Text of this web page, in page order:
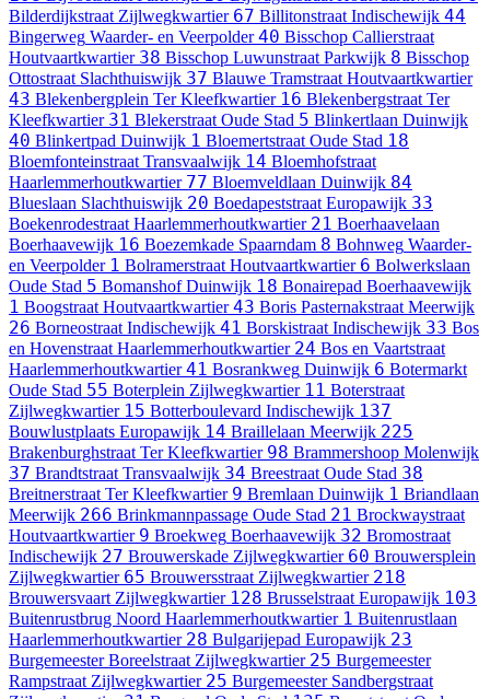
Bilderdijkstraat Zijlwegkwartier 67 Billitonstraat Indischewijk 44
Bingerweg Waarder- en Veerpolder 40 Bisschop Callierstraat
Houtvaartkwartier 38 Bisschop Luwunstraat Parkwijk 8 Bisschop
Ottostraat Slachthuiswijk 37 Blauwe Tramstraat Houtvaartkwartier
43 Blekenbergplein Ter Kleefkwartier 16 Blekenbergstraat Ter
Kleefkwartier 31 Blekerstraat Oude Stad 5 Blinkertlaan Duinwijk
40 Blinkertpad Duinwijk 1 Bloemertstraat Oude Stad 18
Bloemfonteinstraat Transvaalwijk 14 Bloemhofstraat
Haarlemmerhoutkwartier 77 Bloemveldlaan Duinwijk 84
Blueslaan Slachthuiswijk 20 Boedapeststraat Europawijk 33
Boekenrodestraat Haarlemmerhoutkwartier 21 Boerhaavelaan
Boerhaavewijk 16 Boezemkade Spaarndam 8 Bohnweg Waarder-
en Veerpolder 1 Bolramerstraat Houtvaartkwartier 6 Bolwerkslaan
Oude Stad 5 Bomanshof Duinwijk 18 Bonairepad Boerhaavewijk
1 Boogstraat Houtvaartkwartier 43 Boris Pasternakstraat Meerwijk
26 Borneostraat Indischewijk 41 Borskistraat Indischewijk 33 Bos
en Hovenstraat Haarlemmerhoutkwartier 24 Bos en Vaartstraat
Haarlemmerhoutkwartier 41 Bosrankweg Duinwijk 6 Botermarkt
Oude Stad 55 Boterplein Zijlwegkwartier 11 Boterstraat
Zijlwegkwartier 15 Botterboulevard Indischewijk 137
Bouwlustplaats Europawijk 14 Braillelaan Meerwijk 225
Brakenburghstraat Ter Kleefkwartier 98 Brammershoop Molenwijk
37 Brandtstraat Transvaalwijk 34 Breestraat Oude Stad 38
Breitnerstraat Ter Kleefkwartier 9 Bremlaan Duinwijk 1 Briandlaan
Meerwijk 266 Brinkmannpassage Oude Stad 21 Brockwaystraat
Houtvaartkwartier 9 Broekweg Boerhaavewijk 32 Bromostraat
Indischewijk 27 Brouwerskade Zijlwegkwartier 60 Brouwersplein
Zijlwegkwartier 65 Brouwersstraat Zijlwegkwartier 218
Brouwersvaart Zijlwegkwartier 128 Brusselstraat Europawijk 103
Buitenrustbrug Noord Haarlemmerhoutkwartier 1 Buitenrustlaan
Haarlemmerhoutkwartier 28 Bulgarijepad Europawijk 23
Burgemeester Boreelstraat Zijlwegkwartier 25 Burgemeester
Rampstraat Zijlwegkwartier 25 Burgemeester Sandbergstraat